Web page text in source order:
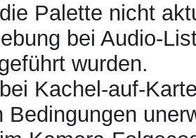
Palette nicht
bei Audio-
wurden.
Kachel-auf-
Bedingungen